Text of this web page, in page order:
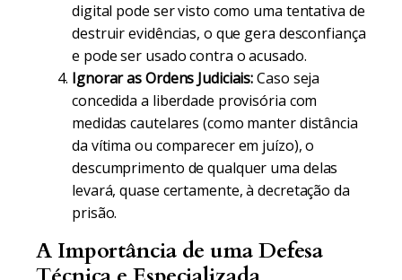
digital pode ser visto como uma tentativa de
destruir evidências, o que gera desconfiança
e pode ser usado contra o acusado.
Ignorar as Ordens Judiciais:Caso seja
concedida a liberdade provisória com
medidas cautelares (como manter distância
da vítima ou comparecer em juízo), o
descumprimento de qualquer uma delas
levará, quase certamente, à decretação da
prisão.
A Importância de uma Defesa